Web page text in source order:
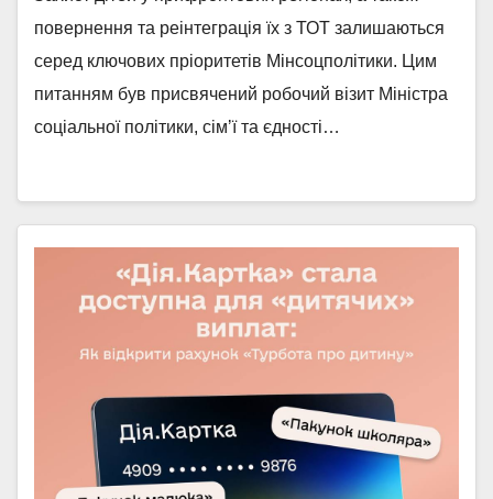
повернення та реінтеграція їх з ТОТ залишаються
серед ключових пріоритетів Мінсоцполітики. Цим
питанням був присвячений робочий візит Міністра
соціальної політики, сімʼї та єдності…